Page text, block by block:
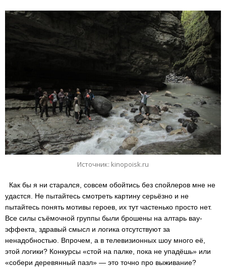
Источник: kinopoisk.ru
Как бы я ни старался, совсем обойтись без спойлеров мне не
удастся. Не пытайтесь смотреть картину серьёзно и не
пытайтесь понять мотивы героев, их тут частенько просто нет.
Все силы съёмочной группы были брошены на алтарь вау-
эффекта, здравый смысл и логика отсутствуют за
ненадобностью. Впрочем, а в телевизионных шоу много её,
этой логики? Конкурсы «стой на палке, пока не упадёшь» или
«собери деревянный пазл» — это точно про выживание?